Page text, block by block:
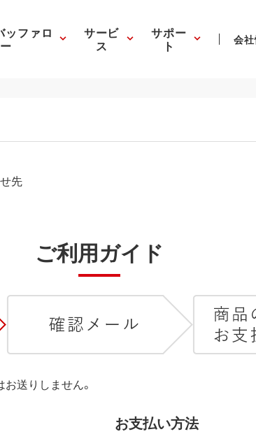
ッファロ
ー
サービ
ス
サポー
ト 会
先
ご利用ガイド
送りしません。
お支払い方法